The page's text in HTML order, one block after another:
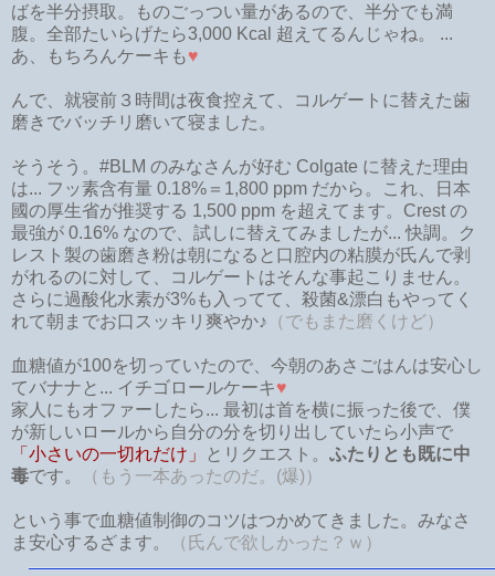
ばを半分摂取。ものごっつい量があるので、半分でも満
腹。全部たいらげたら3,000 Kcal 超えてるんじゃね。 ...
あ、もちろんケーキも♥
んで、就寝前３時間は夜食控えて、コルゲートに替えた歯
磨きでバッチリ磨いて寝ました。
そうそう。#BLM のみなさんが好む Colgate に替えた理由
は... フッ素含有量 0.18%＝1,800 ppm だから。これ、日本
國の厚生省が推奨する 1,500 ppm を超えてます。Crest の
最強が 0.16% なので、試しに替えてみましたが... 快調。ク
レスト製の歯磨き粉は朝になると口腔内の粘膜が氏んで剥
がれるのに対して、コルゲートはそんな事起こりません。
さらに過酸化水素が3%も入ってて、殺菌&漂白もやってく
れて朝までお口スッキリ爽やか♪ （でもまた磨くけど）
血糖値が100を切っていたので、今朝のあさごはんは安心し
てバナナと... イチゴロールケーキ♥
家人にもオファーしたら... 最初は首を横に振った後で、僕
が新しいロールから自分の分を切り出していたら小声で
「小さいの一切れだけ」
とリクエスト。 ふたりとも既に中
毒です。 （もう一本あったのだ。(爆)）
という事で血糖値制御のコツはつかめてきました。みなさ
ま安心するざます。
（氏んで欲しかった？ｗ）